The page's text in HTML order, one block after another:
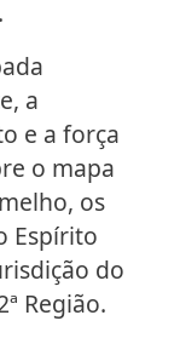
a
e a força
o mapa
os
Espírito
do
Região.